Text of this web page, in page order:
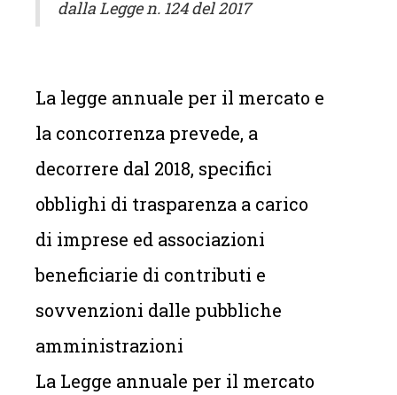
dalla Legge n. 124 del 2017
La legge annuale per il mercato e
la concorrenza prevede, a
decorrere dal 2018, specifici
obblighi di trasparenza a carico
di imprese ed associazioni
beneficiarie di contributi e
sovvenzioni dalle pubbliche
amministrazioni
La Legge annuale per il mercato